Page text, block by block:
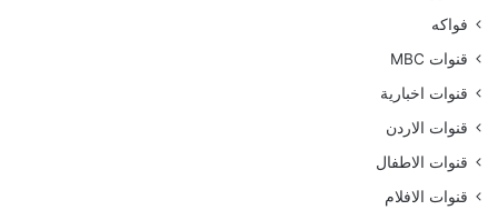
فواكه
قنوات MBC
قنوات اخبارية
قنوات الاردن
قنوات الاطفال
قنوات الافلام